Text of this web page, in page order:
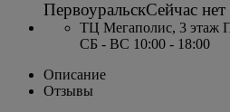
ПервоуральскСейчас
ТЦ Мегаполис, 3 этаж
СБ - ВС 10:00 - 18:00
Описание
Отзывы